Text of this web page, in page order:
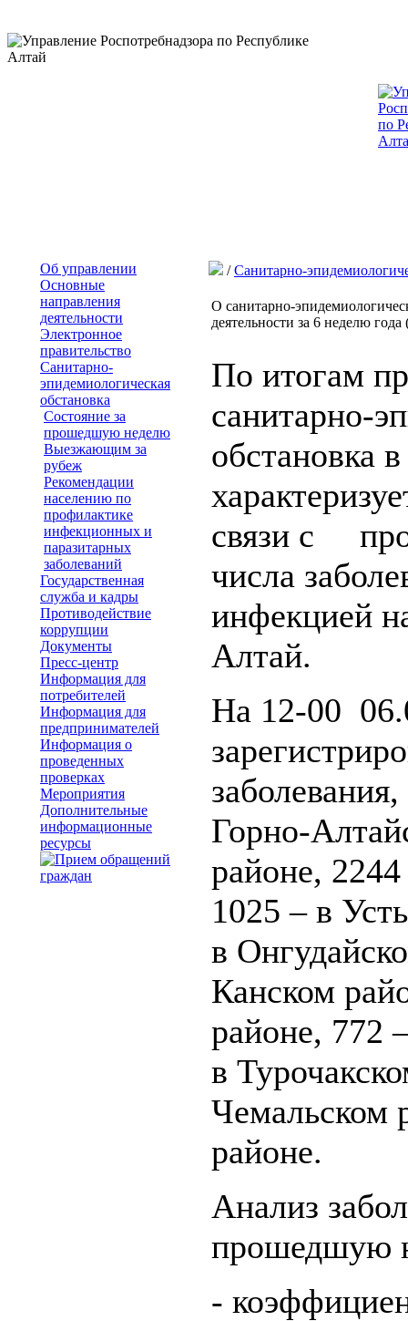
Об управлении
Основные
направления
деятельности
Электронное
правительство
Санитарно-
эпидемиологическая
обстановка
Состояние за
прошедшую неделю
Выезжающим за
рубеж
Рекомендации
населению по
профилактике
инфекционных и
паразитарных
заболеваний
Государственная
служба и кадры
Противодействие
коррупции
Документы
Пресс-центр
Информация для
потребителей
Информация для
предпринимателей
Информация о
проведенных
проверках
Мероприятия
Дополнительные
информационные
ресурсы
/Санитарно-
О санитарно-
деятельности за 6 неделю
По итогам
санитарно-
обстановка
связи с
числа
инфекцией
Алтай.
На 12-00
Горно-
районе,
1025 – в
в
Канском
районе, 772
в
Чемальском
районе.
Анализ
прошедшую
-